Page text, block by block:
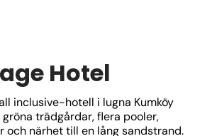
Hotel
inclusive-hotell i lugna Kumköy
trädgårdar, flera pooler,
och närhet till en lång sandstrand.